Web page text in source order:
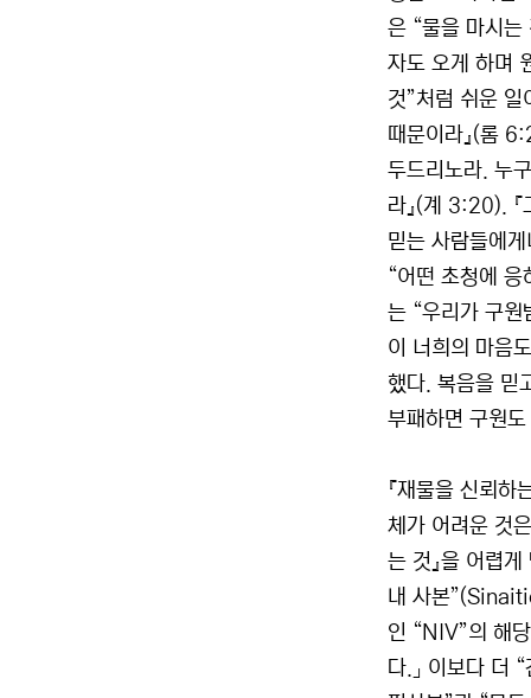
은 “물을 마시는
자도 오게 하며
것”처럼 쉬운 일
때문이라』(롬
두드리노라. 누
라』(계 3:20).
믿는 사람들에
“어떤 초청에
는 “우리가 구원
이 너희의 마음
했다. 복음을 믿
부패하면 구원
『재물을 신뢰
체가 어려운 것
는 것』을 어렵
내 사본
인 “NIV”의 해
다.」 이보다 더